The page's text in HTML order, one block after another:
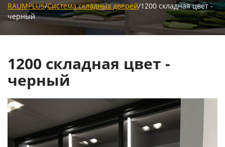
RAUMPLUS/Система складных дверей/1200 складная цвет -
черный
1200 складная цвет -
черный